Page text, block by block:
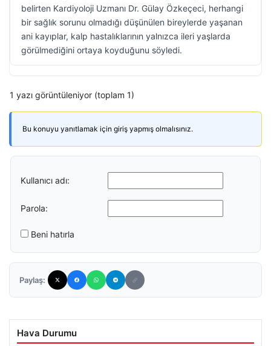
belirten Kardiyoloji Uzmanı Dr. Gülay Özkeçeci, herhangi
bir sağlık sorunu olmadığı düşünülen bireylerde yaşanan
ani kayıplar, kalp hastalıklarının yalnızca ileri yaşlarda
görülmediğini ortaya koyduğunu söyledi.
1 yazı görüntüleniyor (toplam 1)
Bu konuyu yanıtlamak için giriş yapmış olmalısınız.
Kullanıcı adı:
Parola:
Beni hatırla
Paylaş:
Hava Durumu